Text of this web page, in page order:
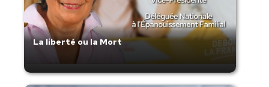
La liberté ou la Mort